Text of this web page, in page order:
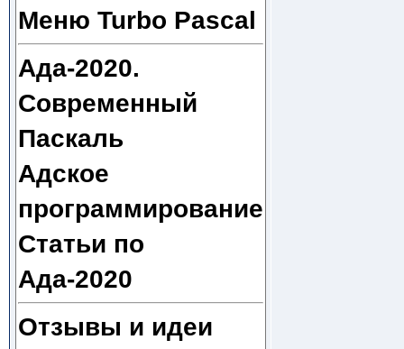
Меню Turbo Pascal
Ада-2020.
Современный
Паскаль
Адское
программирование
Статьи по
Ада-2020
Отзывы и идеи